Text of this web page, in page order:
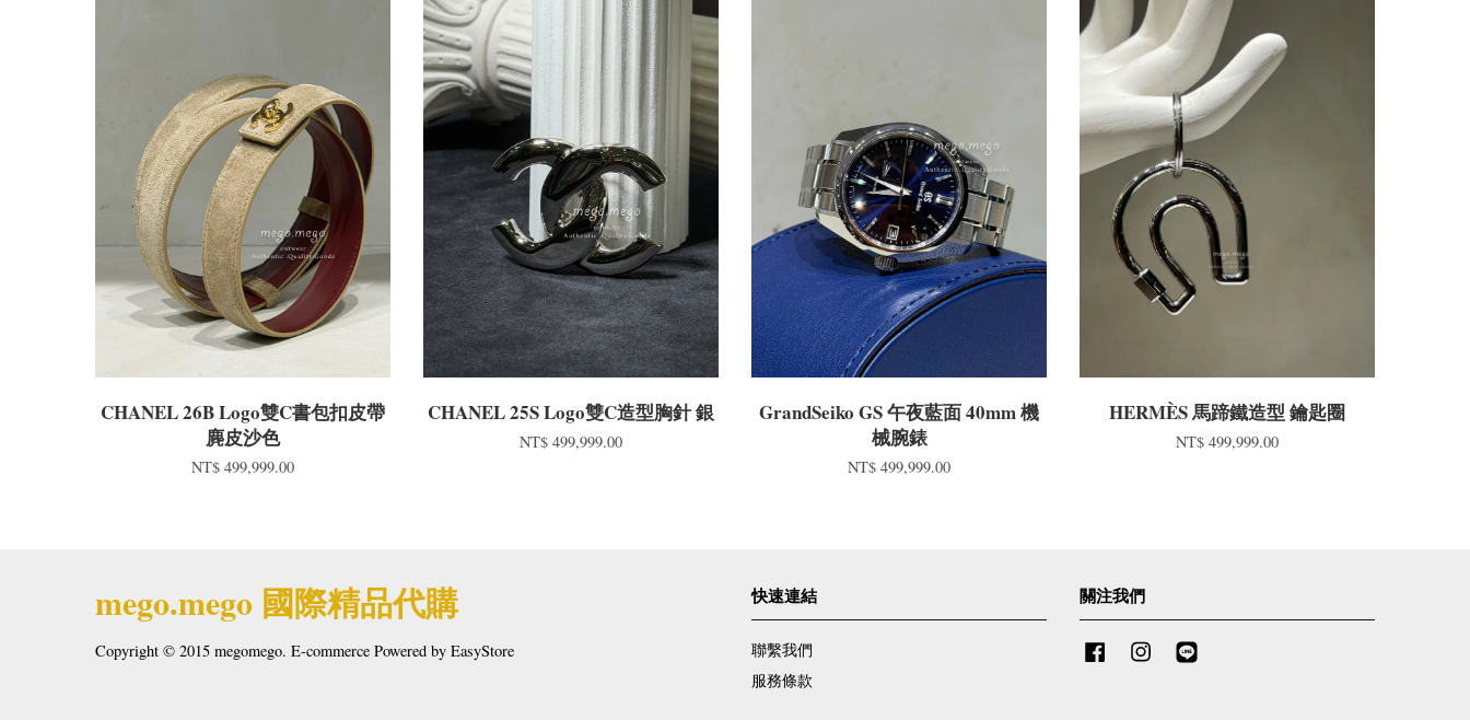
CHANEL 26B Logo雙C書包扣皮帶
麂皮沙色
NT$ 499,999.00
CHANEL 25S Logo雙C造型胸針 銀
NT$ 499,999.00
GrandSeiko GS 午夜藍面 40mm 機
械腕錶
NT$ 499,999.00
HERMÈS 馬蹄鐵造型 鑰匙圈
NT$ 499,999.00
mego.mego 國際精品代購
Copyright © 2015 megomego. E-commerce Powered by EasyStore
快速連結
聯繫我們
服務條款
關注我們
Facebook Instagram